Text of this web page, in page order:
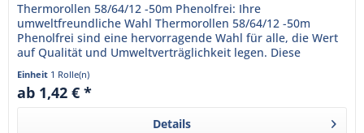
Thermorollen 58/64/12 -50m Phenolfrei: Ihre
umweltfreundliche Wahl Thermorollen 58/64/12 -50m
Phenolfrei sind eine hervorragende Wahl für alle, die Wert
auf Qualität und Umweltverträglichkeit legen. Diese
Thermorollen sind...
Einheit 1 Rolle(n)
ab 1,42 € *
Details